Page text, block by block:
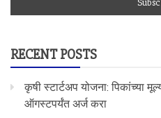
RECENT POSTS
कृषी स्टार्टअप योजना: पिकांच्या
ऑगस्टपर्यंत अर्ज करा